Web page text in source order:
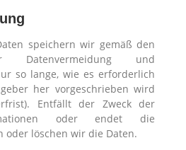
speichern wir gemäß den
Datenvermeidung und
so lange, wie es erforderlich
her vorgeschrieben wird
Entfällt der Zweck der
oder endet die
oder löschen wir die Daten.